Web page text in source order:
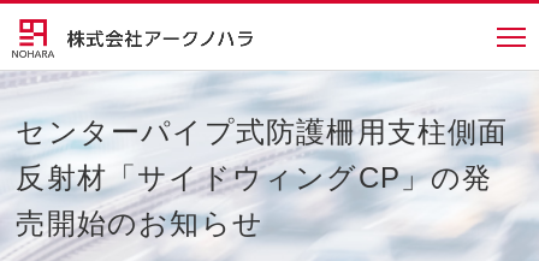
センターパイプ式防護柵用支柱側面
反射材「サイドウィングCP」の発
売開始のお知らせ